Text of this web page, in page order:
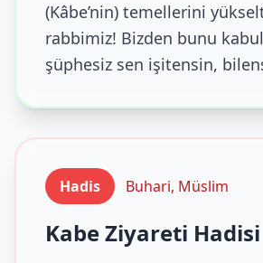
(Kâbe’nin) temellerini
rabbimiz! Bizden bunu
şüphesiz sen işitensin,
Hadis Buhari, Müslim
Kabe Ziyareti Hadisi